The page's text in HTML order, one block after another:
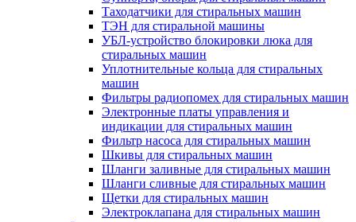
Таходатчики для стиральных машин
ТЭН для стиральной машины
УБЛ-устройство блокировки люка для
стиральных машин
Уплотнительные кольца для стиральных
машин
Фильтры радиопомех для стиральных машин
Электронные платы управления и
индикации для стиральных машин
Фильтр насоса для стиральных машин
Шкивы для стиральных машин
Шланги заливные для стиральных машин
Шланги сливные для стиральных машин
Щетки для стиральных машин
Электроклапана для стиральных машин